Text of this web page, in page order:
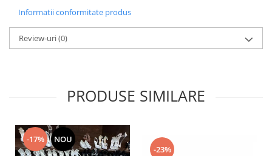
Informatii conformitate produs
Review-uri(0)
PRODUSE SIMILARE
-17% NOU
-23%